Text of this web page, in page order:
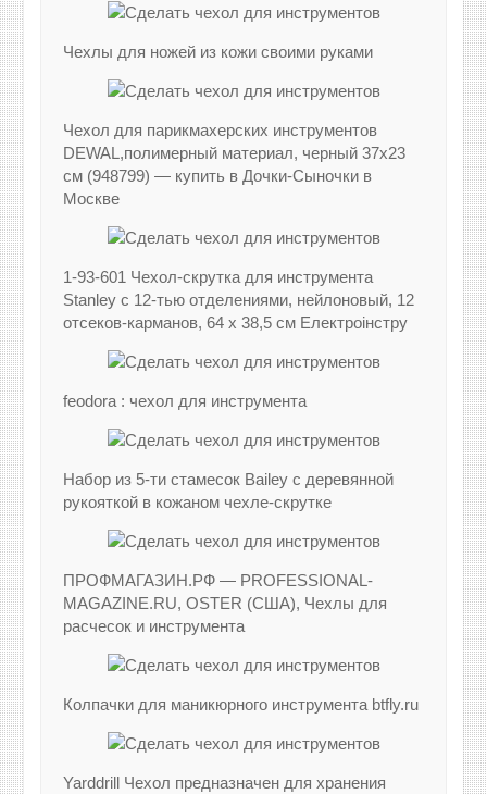
Чехлы для ножей из кожи своими руками
Чехол для парикмахерских инструментов
DEWAL,полимерный материал, черный 37х23
см (948799) — купить в Дочки-Сыночки в
Москве
1-93-601 Чехол-скрутка для инструмента
Stanley с 12-тью отделениями, нейлоновый, 12
отсеков-карманов, 64 x 38,5 см Електроінстру
feodora : чехол для инструмента
Набор из 5-ти стамесок Bailey с деревянной
рукояткой в кожаном чехле-скрутке
ПРОФМАГАЗИН.РФ — PROFESSIONAL-
MAGAZINE.RU, OSTER (США), Чехлы для
расчесок и инструмента
Колпачки для маникюрного инструмента btfly.ru
Yarddrill Чехол предназначен для хранения